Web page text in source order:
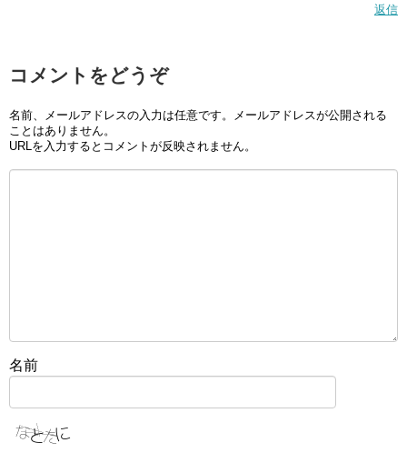
返信
コメントをどうぞ
名前、メールアドレスの入力は任意です。メールアドレスが公開される
ことはありません。
URLを入力するとコメントが反映されません。
名前